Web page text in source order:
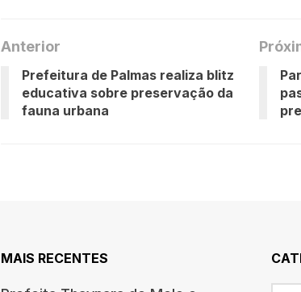
Anterior
Prefeitura de Palmas realiza blitz
educativa sobre preservação da
fauna urbana
MAIS RECENTES